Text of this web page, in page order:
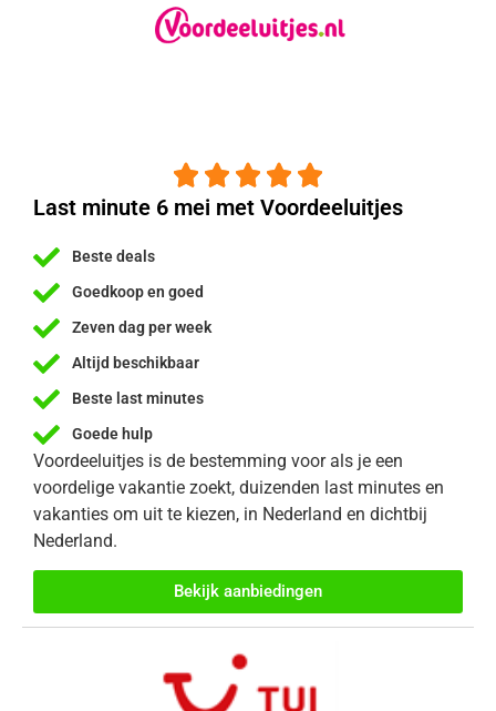
    
Last minute 6 mei met Voordeeluitjes
Beste deals
Goedkoop en goed
Zeven dag per week
Altijd beschikbaar
Beste last minutes
Goede hulp
Voordeeluitjes is de bestemming voor als je een
voordelige vakantie zoekt, duizenden last minutes en
vakanties om uit te kiezen, in Nederland en dichtbij
Nederland.
Bekijk aanbiedingen